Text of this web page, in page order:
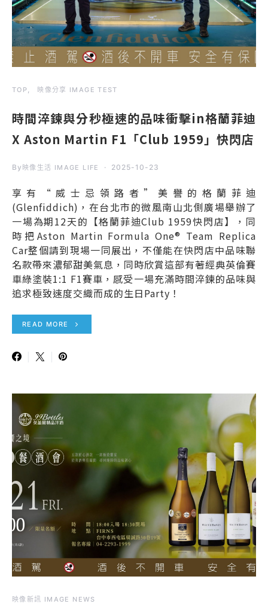
TOP 映像分享 IMAGE TEST
時間淬鍊與分秒極速的品味衝擊in格蘭菲迪
X Aston Martin F1「Club 1959」快閃店
By 映像生活 IMAGE LIFE 2025-10-23
享有“威士忌領路者”美譽的格蘭菲迪
(Glenfiddich)，在台北市的微風南山北側廣場舉辦了
一場為期12天的【格蘭菲迪Club 1959快閃店】，同
時把Aston Martin Formula One® Team Replica
Car整個請到現場一同展出，不僅能在快閃店中品味聯
名款帶來濃郁甜美氣息，同時欣賞這部有著經典英倫賽
車綠塗裝1:1 F1賽車，感受一場充滿時間淬鍊的品味與
追求極致速度交織而成的生日Party！
READ MORE
映像新訊 IMAGE NEWS